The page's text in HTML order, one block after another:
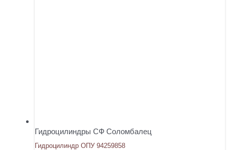
Гидроцилиндры СФ Соломбалец
Гидроцилиндр ОПУ 94259858